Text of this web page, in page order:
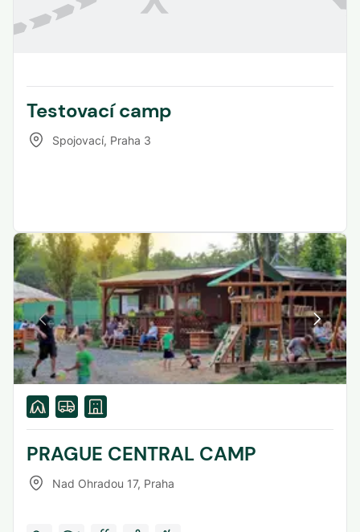
Testovací camp
Spojovací, Praha 3
PRAGUE CENTRAL CAMP
Nad Ohradou 17, Praha